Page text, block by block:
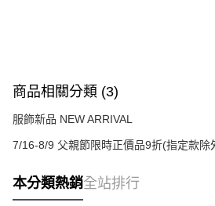
商品相關分類 (3)
服飾新品 NEW ARRIVAL
7/16-8/9 父親節限時正價品9折(指定款除
本分類熱銷全站排行